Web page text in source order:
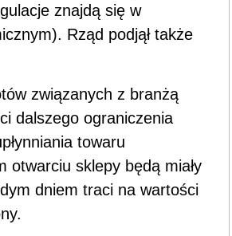
znajdą się w
Rząd podjął także
związanych z branżą
dalszego ograniczenia
towaru
otwarciu sklepy będą miały
dniem traci na wartości